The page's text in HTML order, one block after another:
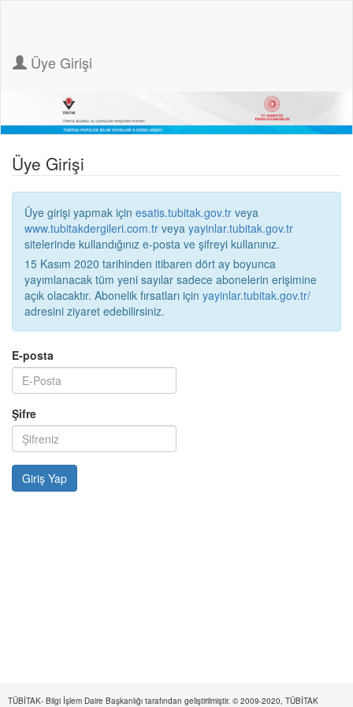
Üye Girişi
Üye Girişi
Üye girişi yapmak için esatis.tubitak.gov.tr veya
www.tubitakdergileri.com.tr veya yayinlar.tubitak.gov.tr
sitelerinde kullandığınız e-posta ve şifreyi kullanınız.
15 Kasım 2020 tarihinden itibaren dört ay boyunca
yayımlanacak tüm yeni sayılar sadece abonelerin erişimine
açık olacaktır. Abonelik fırsatları için yayinlar.tubitak.gov.tr/
adresini ziyaret edebilirsiniz.
E-posta
Şifre
TÜBİTAK- Bilgi İşlem Daire Başkanlığı tarafından geliştirilmiştir. © 2009-2020, TÜBİTAK